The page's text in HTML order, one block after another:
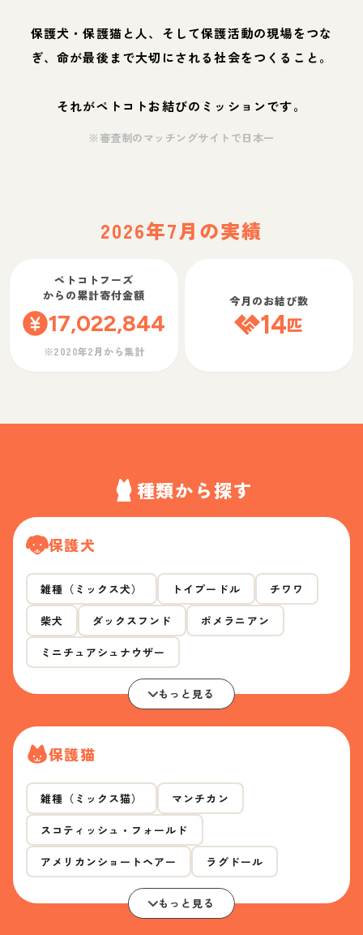
保護犬・保護猫と人、そして保護活動の現場をつな
ぎ、命が最後まで大切にされる社会をつくること。
それがペトコトお結びのミッションです。
※審査制のマッチングサイトで日本一
2026年7月の実績
ペトコトフーズ
からの累計寄付金額
17,022,844
※2020年2月から集計
今月のお結び数
14匹
種類から探す
保護犬
雑種（ミックス犬） トイプードル チワワ
柴犬 ダックスフンド ポメラニアン
ミニチュアシュナウザー
もっと見る
保護猫
雑種（ミックス猫） マンチカン
スコティッシュ・フォールド
アメリカンショートヘアー ラグドール
もっと見る